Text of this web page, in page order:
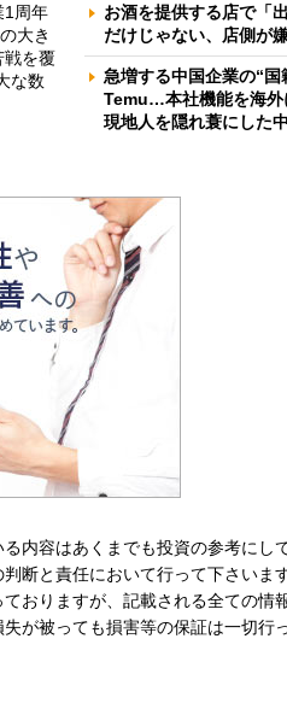
1周年
大き
を覆
な数
お酒を提供する店で「
だけじゃない、店側が
急増する中国企業の“
Temu…本社機能を海
現地人を隠れ蓑にした
内容はあくまでも投資の参考にし
断と責任において行って下さいま
おりますが、記載される全ての情
が被っても損害等の保証は一切行